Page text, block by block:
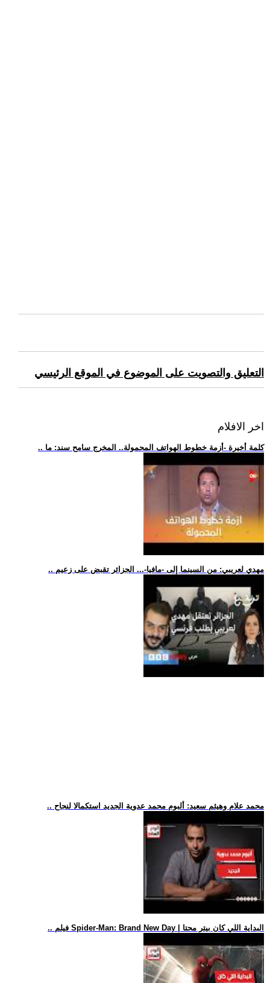
التعليق والتصويت على الموضوع في الموقع الرئيسي
اخر الافلام
.. كلمة أخيرة -أزمة خطوط الهواتف المحمولة.. المخرج سامح سند: ما
.. مهدي لعريبي: من السينما إلى -مافيا-... الجزائر تقبض على زعيم
.. محمد علام وهيثم سعيد: ألبوم محمد عدوية الجديد استكمالا لنجاح
.. فيلم Spider-Man: Brand New Day | البداية اللي كان بيتر محتا